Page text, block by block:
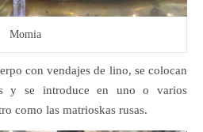
Momia
con vendajes de lino, se colocan
y se introduce en uno o varios
como las matrioskas rusas.